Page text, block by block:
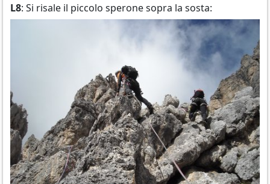
L8: Si risale il piccolo sperone sopra la sosta: